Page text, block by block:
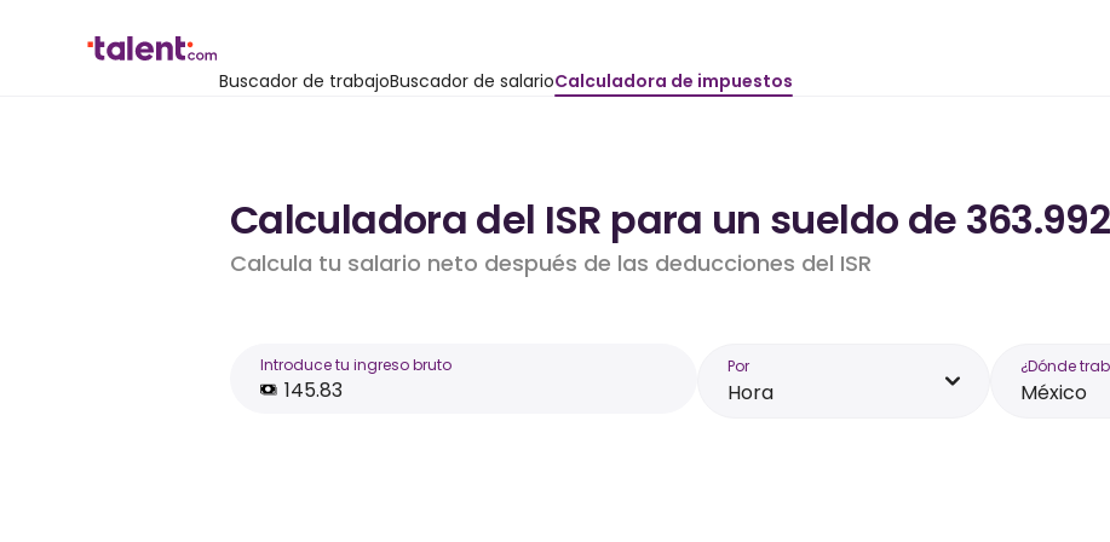
Buscador de trabajoBuscador de salarioCalculadora de impuestos
Calculadora del ISR para un sueldo de
Calcula tu salario neto después de las deducciones del ISR
Introduce tu ingreso bruto Por
Hora
¿Dónde
México